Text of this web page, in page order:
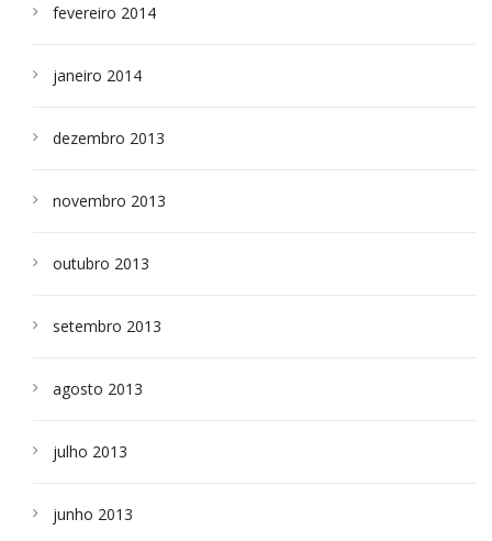
fevereiro 2014
janeiro 2014
dezembro 2013
novembro 2013
outubro 2013
setembro 2013
agosto 2013
julho 2013
junho 2013